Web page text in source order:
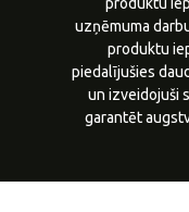
uzņēmuma
produktu
piedalījušies
un izveidojuši
garantēt